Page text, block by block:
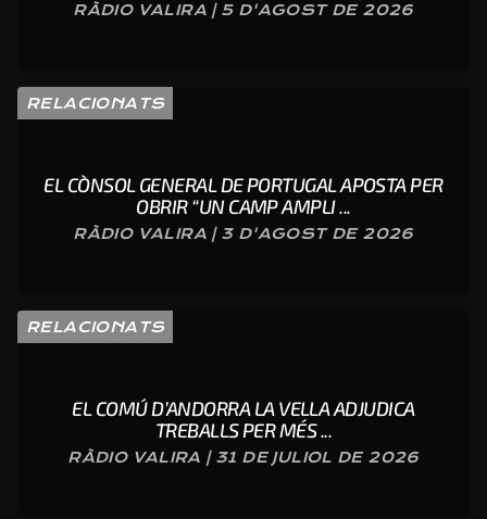
RÀDIO VALIRA | 5 D'AGOST DE 2026
RELACIONATS
EL CÒNSOL GENERAL DE PORTUGAL APOSTA PER
OBRIR “UN CAMP AMPLI ...
RÀDIO VALIRA | 3 D'AGOST DE 2026
RELACIONATS
EL COMÚ D’ANDORRA LA VELLA ADJUDICA
TREBALLS PER MÉS ...
RÀDIO VALIRA | 31 DE JULIOL DE 2026